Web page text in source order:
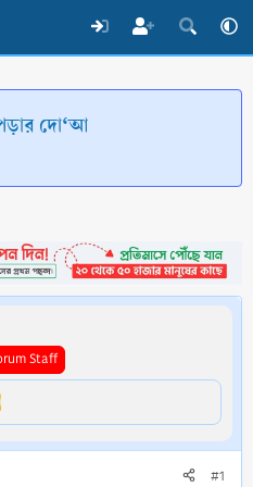
দো‘আ
Staff
#1